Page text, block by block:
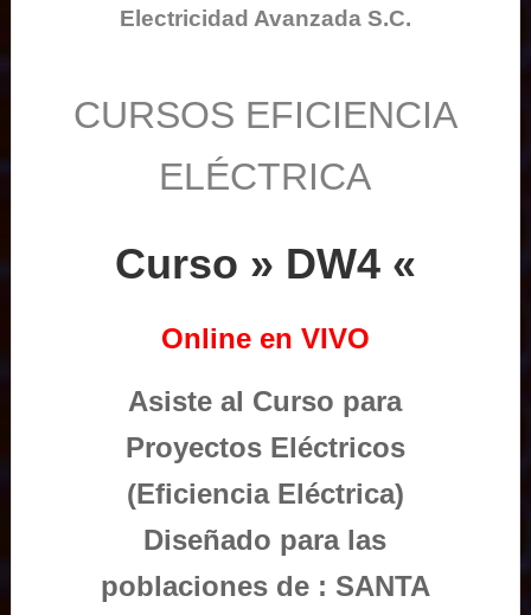
Electricidad Avanzada S.C.
CURSOS EFICIENCIA
ELÉCTRICA
Curso » DW4 «
Online en VIVO
Asiste al Curso para
Proyectos Eléctricos
(Eficiencia Eléctrica)
Diseñado para las
poblaciones de : SANTA